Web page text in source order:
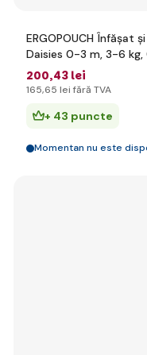
ERGOPOUCH Înfășat
Daisies 0-3 m, 3-6
200,43 lei
165,65 lei fără TVA
+ 43 puncte
Momentan nu este